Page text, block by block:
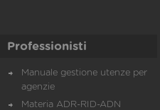
Professionisti
Manuale gestione utenze per
agenzie
Materia ADR-RID-ADN